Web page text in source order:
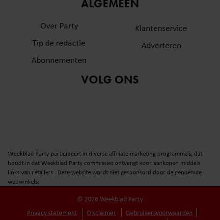
partners kunnen deze gegevens combineren met andere
verzameld op basis van uw gebruik van hun services. U
gaat akkoord met onze cookies als u onze website blijft
ALGEMEEN
Over Party
Tip de redactie
Abonnementen
Klantenservice
Adverteren
VOLG ONS
Weekblad Party participeert in diverse affiliate marketing programma’s, dat
houdt in dat Weekblad Party commissies ontvangt voor aankopen middels
links van retailers. Deze website wordt niet gesponsord door de genoemde
webwinkels.
© 2026 Weekblad Party
Privacy statement
Disclaimer
Gebruikersvoorwaarden